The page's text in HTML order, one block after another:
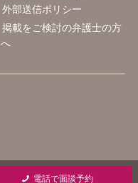
電話で面談予約
外部送信ポリシー
掲載をご検討の弁護士の方
へ